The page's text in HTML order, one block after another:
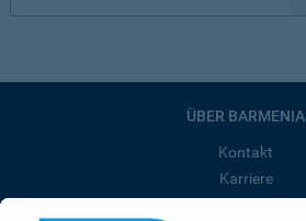
ÜBER BARMENIA
Kontakt
Karriere